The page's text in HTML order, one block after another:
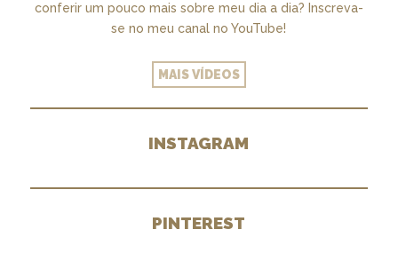
conferir um pouco mais sobre meu dia a dia? Inscreva-
se no meu canal no YouTube!
MAIS VÍDEOS
INSTAGRAM
PINTEREST